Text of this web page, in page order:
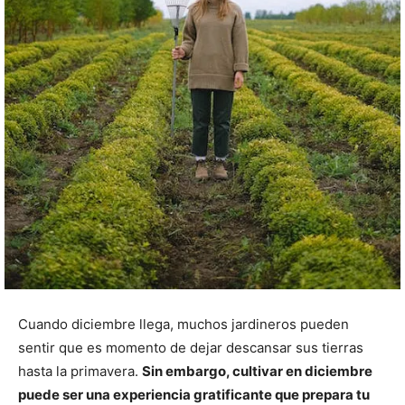
Cuando diciembre llega, muchos jardineros pueden
sentir que es momento de dejar descansar sus tierras
hasta la primavera. Sin embargo, cultivar en diciembre
puede ser una experiencia gratificante que prepara tu